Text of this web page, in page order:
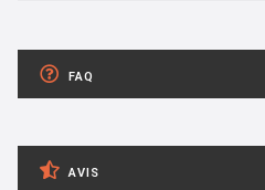
FAQ
AVIS